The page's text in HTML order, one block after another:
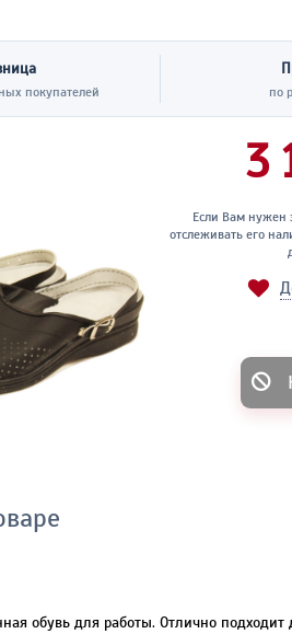
покупателей по
3
Если Вам нужен
отслеживать его
обувь для работы. Отлично